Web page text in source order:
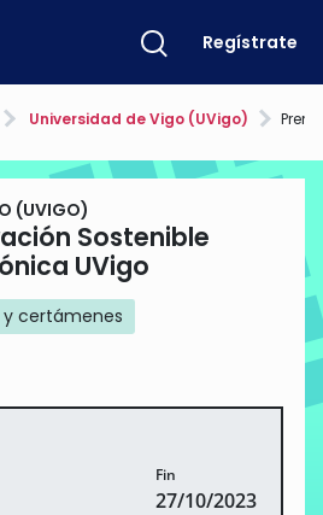
Regístrate
Universidad de Vigo (UVigo) Premios
(UVIGO)
Sostenible
UVigo
y certámenes
Fin
27/10/2023